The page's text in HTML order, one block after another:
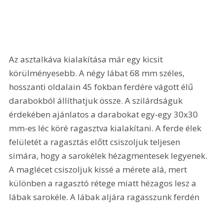
Az asztalkáva kialakítása már egy kicsit
körülményesebb. A négy lábat 68 mm széles,
hosszanti oldalain 45 fokban ferdére vágott élű
darabokból állíthatjuk össze. A szilárdságuk
érdekében ajánlatos a darabokat egy-egy 30x30
mm-es léc köré ragasztva kialakítani. A ferde élek
felületét a ragasztás előtt csiszoljuk teljesen
simára, hogy a sarokélek hézagmentesek legyenek.
A maglécet csiszoljuk kissé a mérete alá, mert
különben a ragasztó rétege miatt hézagos lesz a
lábak sarokéle. A lábak aljára ragasszunk ferdén